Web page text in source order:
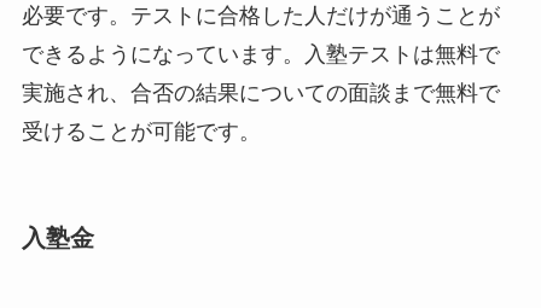
必要です。テストに合格した人だけが通うことが
できるようになっています。入塾テストは無料で
実施され、合否の結果についての面談まで無料で
受けることが可能です。
入塾金